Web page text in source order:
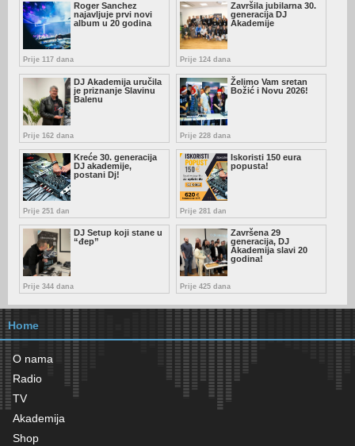
Roger Sanchez
najavljuje prvi novi
album u 20 godina
Prije 117 dana
Završila jubilarna 30.
generacija DJ
Akademije
Prije 124 dana
DJ Akademija uručila
je priznanje Slavinu
Balenu
Prije 162 dana
Želimo Vam sretan
Božić i Novu 2026!
Prije 228 dana
Kreće 30. generacija
DJ akademije,
postani Dj!
Prije 251 dan
Iskoristi 150 eura
popusta!
Prije 281 dan
DJ Setup koji stane u
“đep”
Prije 344 dana
Završena 29
generacija, DJ
Akademija slavi 20
godina!
Prije 425 dana
Home
O nama
Radio
TV
Akademija
Shop